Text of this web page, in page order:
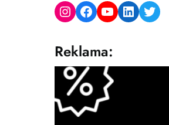
Instagram Facebook YouTube LinkedIn Twitter
Reklama: